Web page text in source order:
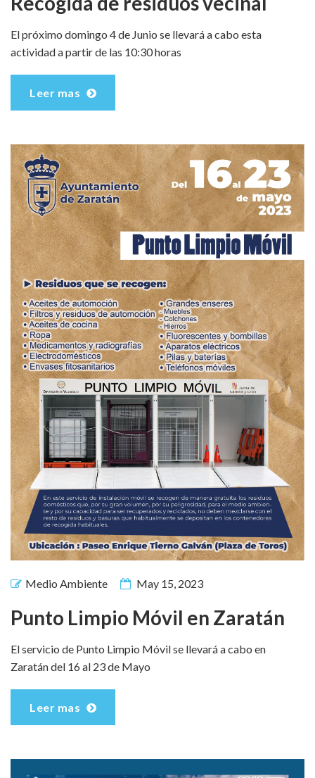
El próximo domingo 4 de Junio se llevará a cabo esta
actividad a partir de las 10:30 horas
Leer mas
Medio Ambiente May 15, 2023
Punto Limpio Móvil en Zaratán
El servicio de Punto Limpio Móvil se llevará a cabo en
Zaratán del 16 al 23 de Mayo
Leer mas